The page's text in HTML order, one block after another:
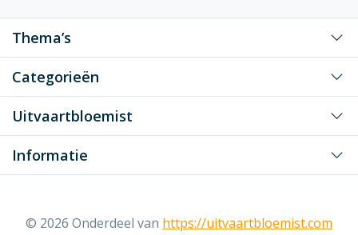
Thema’s
Voor mijn grote liefde
Voor mijn liefste vader/moeder
Voor mijn liefste opa/oma
Voor een dierbaar persoon
Voor onze gewaardeerde (zaken) relatie/collega
Categorieën
Kiststukken
Klassiek
Speciale vormen
Van en voor kinderen
Seizoen; Zomer
Uitvaartbloemist
Assortiment
Hoe het wél werkt
Contact
Informatie
© 2026 Onderdeel van https://uitvaartbloemist.com